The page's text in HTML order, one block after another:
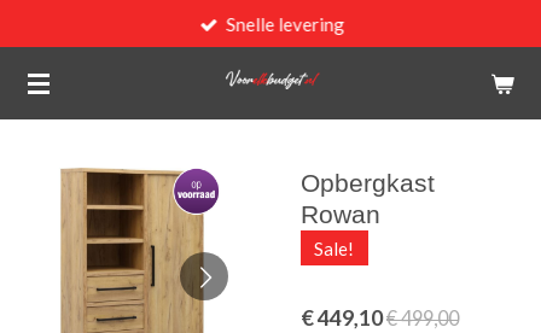
direct
naar
Snelle levering
Opbergkast
Rowan
Sale!
€ 449,10€ 499,00